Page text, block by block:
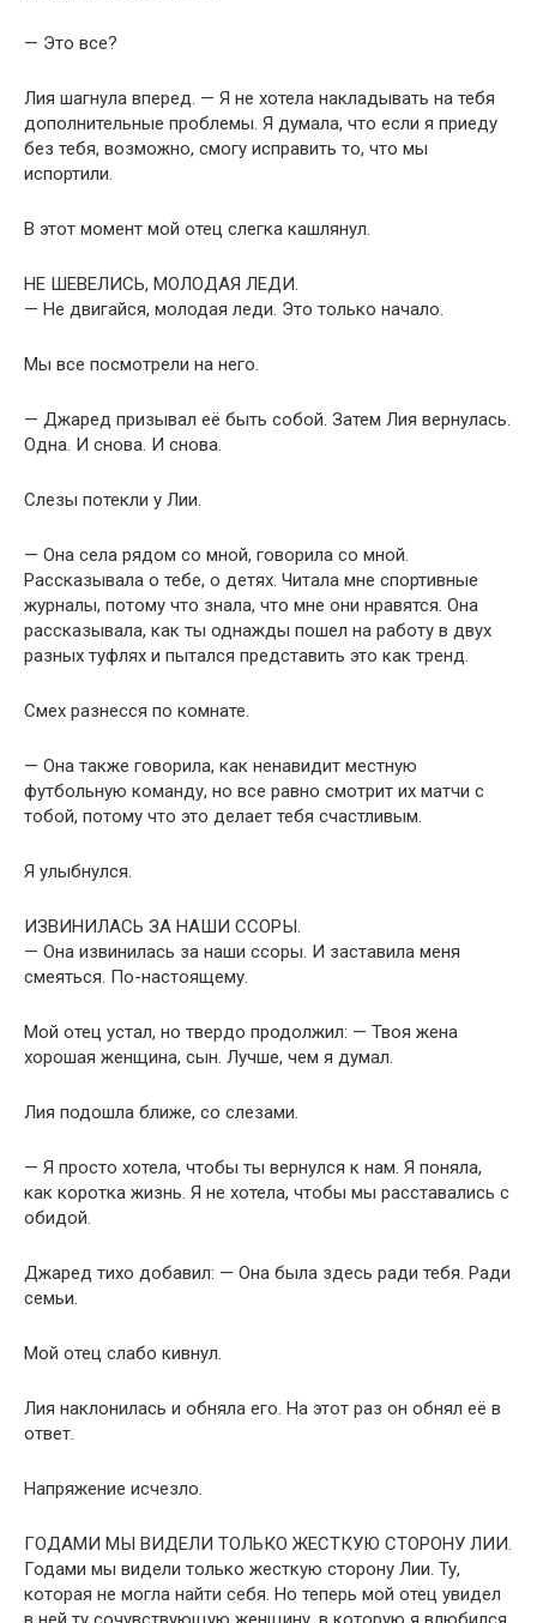
— Это все?
Лия шагнула вперед. — Я не хотела накладывать на тебя
дополнительные проблемы. Я думала, что если я приеду
без тебя, возможно, смогу исправить то, что мы
испортили.
В этот момент мой отец слегка кашлянул.
НЕ ШЕВЕЛИСЬ, МОЛОДАЯ ЛЕДИ.
— Не двигайся, молодая леди. Это только начало.
Мы все посмотрели на него.
— Джаред призывал её быть собой. Затем Лия вернулась.
Одна. И снова. И снова.
Слезы потекли у Лии.
— Она села рядом со мной, говорила со мной.
Рассказывала о тебе, о детях. Читала мне спортивные
журналы, потому что знала, что мне они нравятся. Она
рассказывала, как ты однажды пошел на работу в двух
разных туфлях и пытался представить это как тренд.
Смех разнесся по комнате.
— Она также говорила, как ненавидит местную
футбольную команду, но все равно смотрит их матчи с
тобой, потому что это делает тебя счастливым.
Я улыбнулся.
ИЗВИНИЛАСЬ ЗА НАШИ ССОРЫ.
— Она извинилась за наши ссоры. И заставила меня
смеяться. По-настоящему.
Мой отец устал, но твердо продолжил: — Твоя жена
хорошая женщина, сын. Лучше, чем я думал.
Лия подошла ближе, со слезами.
— Я просто хотела, чтобы ты вернулся к нам. Я поняла,
как коротка жизнь. Я не хотела, чтобы мы расставались с
обидой.
Джаред тихо добавил: — Она была здесь ради тебя. Ради
семьи.
Мой отец слабо кивнул.
Лия наклонилась и обняла его. На этот раз он обнял её в
ответ.
Напряжение исчезло.
ГОДАМИ МЫ ВИДЕЛИ ТОЛЬКО ЖЕСТКУЮ СТОРОНУ ЛИИ.
Годами мы видели только жесткую сторону Лии. Ту,
которая не могла найти себя. Но теперь мой отец увидел